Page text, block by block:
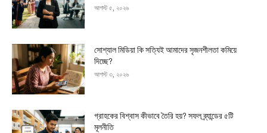
আগস্ট ৫, ২০২৬
সোশ্যাল মিডিয়া কি সত্যিই আমাদের সৃজনশীলতা কমিয়ে
দিচ্ছে?
আগস্ট ৩, ২০২৬
গ্রাহকের বিশ্বাস কীভাবে তৈরি হয়? সফল ব্র্যান্ডের ৫টি
মূলনীতি